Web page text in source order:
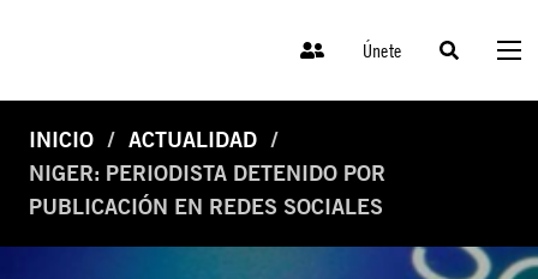
Únete
INICIO
ACTUALIDAD
NIGER: PERIODISTA DETENIDO POR
PUBLICACIÓN EN REDES SOCIALES